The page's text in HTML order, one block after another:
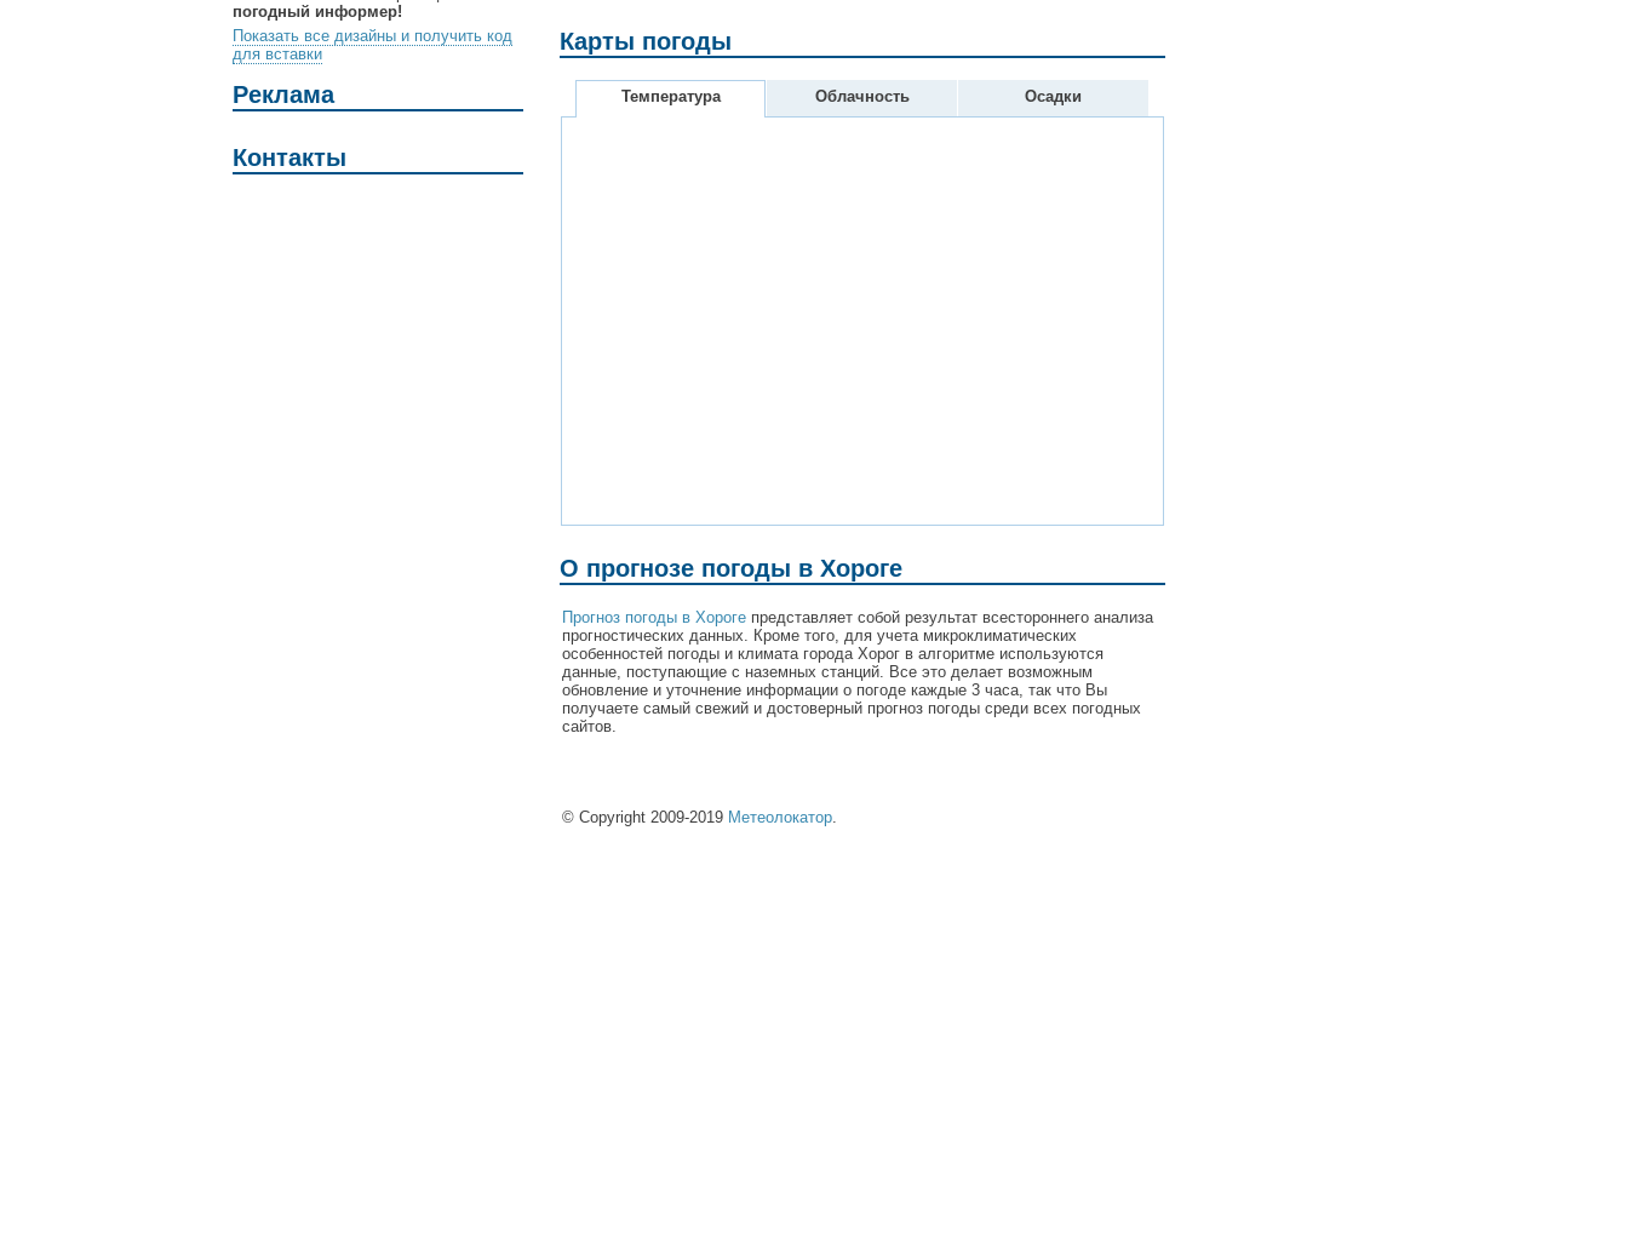
погодный информер!
Показать все дизайны и получить код
для вставки
Реклама
Контакты
Карты погоды
Температура Облачность Осадки
О прогнозе погоды в Хороге
Прогноз погоды в Хороге представляет собой результат всестороннего анализа
прогностических данных. Кроме того, для учета микроклиматических
особенностей погоды и климата города Хорог в алгоритме используются
данные, поступающие с наземных станций. Все это делает возможным
обновление и уточнение информации о погоде каждые 3 часа, так что Вы
получаете самый свежий и достоверный прогноз погоды среди всех погодных
сайтов.
© Copyright 2009-2019 Метеолокатор